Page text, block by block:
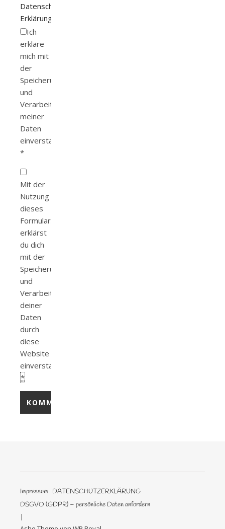
Datenschutz-
Erklärung
Ich
erkläre
mich mit
der
Speicherung
und
Verarbeitung
meiner
Daten
einverstanden.
*
Mit der
Nutzung
dieses
Formulars
erklärst
du dich
mit der
Speicherung
und
Verarbeitung
deiner
Daten
durch
diese
Website
einverstanden.
*
Impressum DATENSCHUTZERKLÄRUNG
DSGVO (GDPR) – persönliche Daten anfordern